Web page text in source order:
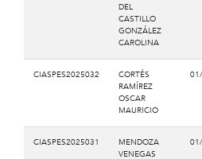
DEL
CASTILLO
GONZÁLEZ
CAROLINA
CIASPES2025032
CORTÉS
RAMÍREZ
OSCAR
MAURICIO
CIASPES2025031
MENDOZA
VENEGAS